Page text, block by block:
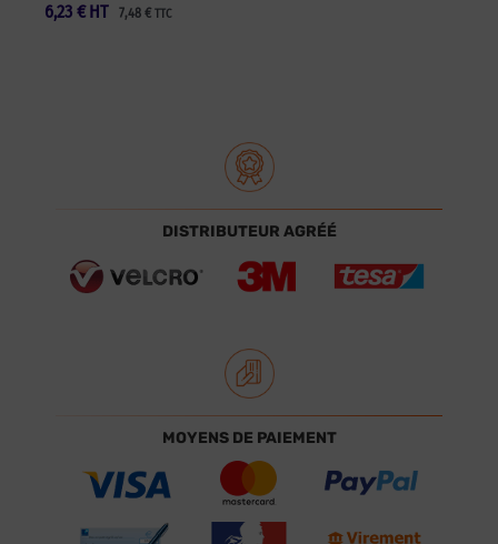
6,23 € 7,48 € TTC
HT
DISTRIBUTEUR AGRÉÉ
MOYENS DE PAIEMENT